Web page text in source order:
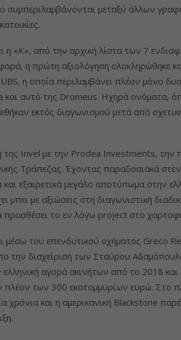
συμπεριλαμβάνονται μεταξύ άλλων
η «Κ», από την αρχική λίστα των 7
η πρώτη αξιολόγηση ολοκληρώθηκε
η οποία περιλαμβάνει πλέον μόνο
και αυτό της Dromeus. Ηχηρά ονόματα,
εκτός διαγωνισμού μετά από
της Invel με την Prodea Investments, την
Τράπεζας. Έχοντας παραδοσιακά
εξαιρετικά μεγάλο αποτύπωμα στην
με αξιώσεις στη διαγωνιστική
προσθέσει το εν λόγω project στο
μέσω του επενδυτικού οχήματος Greco
την διαχείριση των Σταύρου
αγορά ακινήτων από το 2018 και
πλέον των 300 εκατομμυρίων ευρώ. Στο
χρόνια και η αμερικανική Blackstone